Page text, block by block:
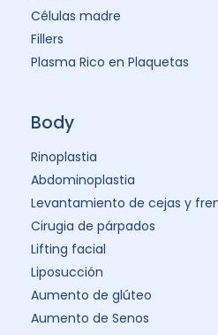
Células madre
Fillers
Plasma Rico en Plaquetas
Body
Rinoplastia
Abdominoplastia
Levantamiento de cejas y
Cirugia de párpados
Lifting facial
Liposucción
Aumento de glúteo
Aumento de Senos